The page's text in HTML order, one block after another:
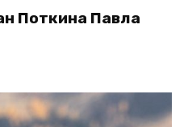
Поткина Павла